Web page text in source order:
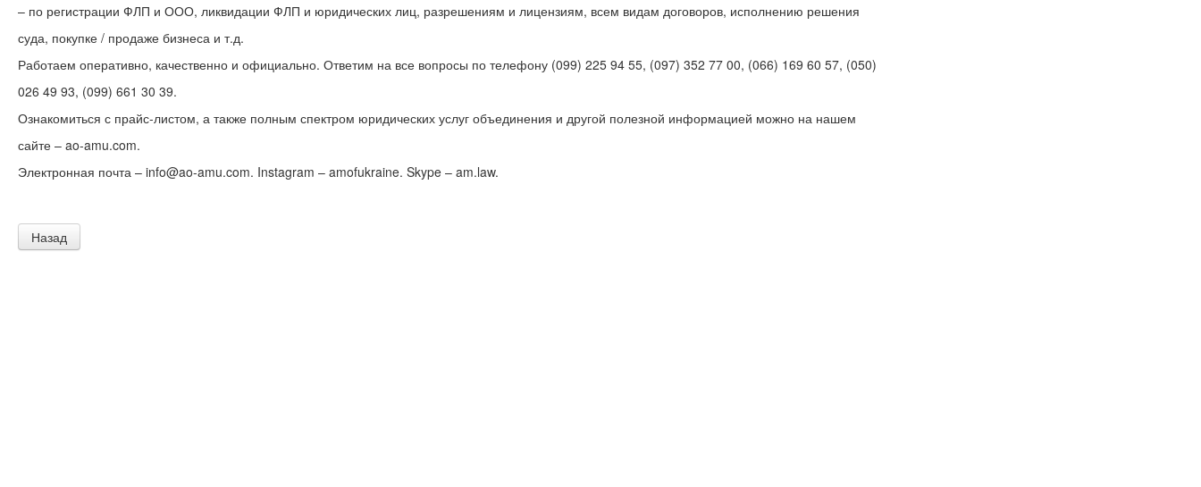
– по регистрации ФЛП и ООО, ликвидации ФЛП и юридических лиц, разрешениям и лицензиям, всем видам договоров, исполнению решения
суда, покупке / продаже бизнеса и т.д.
Работаем оперативно, качественно и официально. Ответим на все вопросы по телефону (099) 225 94 55, (097) 352 77 00, (066) 169 60 57, (050)
026 49 93, (099) 661 30 39.
Ознакомиться с прайс-листом, а также полным спектром юридических услуг объединения и другой полезной информацией можно на нашем
сайте – ao-amu.com.
Электронная почта – info@ao-amu.com. Instagram – amofukraine. Skype – am.law.
Назад